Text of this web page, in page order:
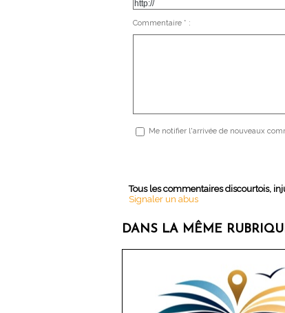
Commentaire * :
Me notifier l'arrivée de nouveaux
Tous les commentaires discourtois,
Signaler un abus
DANS LA MÊME